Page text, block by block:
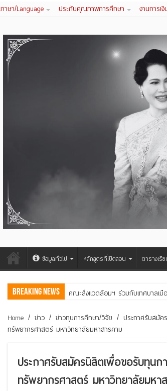
ภาษา/Language ประกันคุณภาพการศึกษา งานการเงิ
ข้อมูลทั่วไป หลักสูตรที่เปิดสอน ตารางเรี
Breaking News คณะสิ่งแวดล้อมฯ ร่วมกับเทศบาลเ
Home / ข่าว / ข่าวทุนการศึกษา/วิจัย / ประกาศรับสมั
ทรัพยากรศาสตร์ มหาวิทยาลัยมหาสารคาม
ประกาศรับสมัครนิสิตเพื่อขอรับทุน
ทรัพยากรศาสตร์ มหาวิทยาลัยมหา